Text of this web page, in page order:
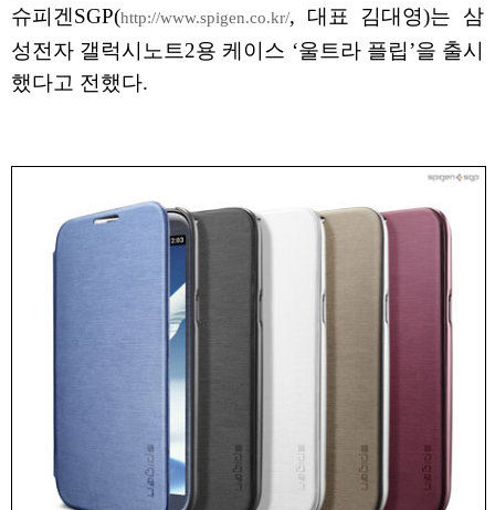
슈피겐SGP(http://www.spigen.co.kr/, 대표 김대영)는 삼
성전자 갤럭시노트2용 케이스 ‘울트라 플립’을 출시
했다고 전했다.